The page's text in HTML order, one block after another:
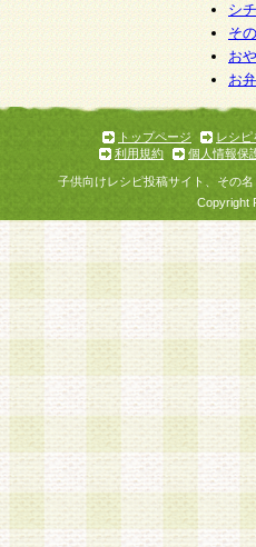
とは任意ですが、個人情報
合には、当社のサービスの
談への対応ができない場合
シ
そ
お
お
トップページ
レシピ
利用規約
個人情報保
子供向けレシピ投稿サイト、その
Copyright